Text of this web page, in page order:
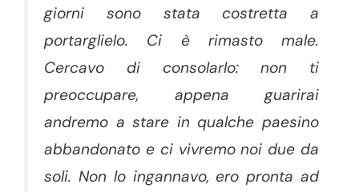
giorni sono stata costretta a
portarglielo. Ci è rimasto male.
Cercavo di consolarlo: non ti
preoccupare, appena guarirai
andremo a stare in qualche paesino
abbandonato e ci vivremo noi due da
soli. Non lo ingannavo, ero pronta ad